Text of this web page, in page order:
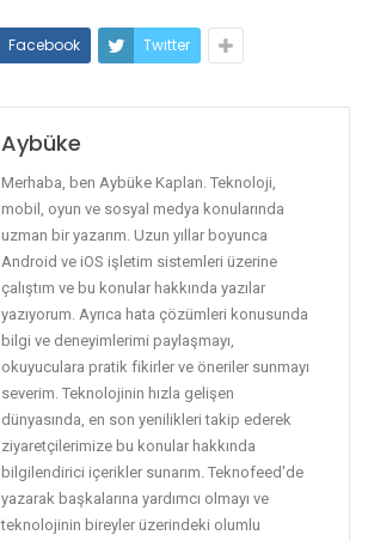
Facebook Twitter
Aybüke
Merhaba, ben Aybüke Kaplan. Teknoloji,
mobil, oyun ve sosyal medya konularında
uzman bir yazarım. Uzun yıllar boyunca
Android ve iOS işletim sistemleri üzerine
çalıştım ve bu konular hakkında yazılar
yazıyorum. Ayrıca hata çözümleri konusunda
bilgi ve deneyimlerimi paylaşmayı,
okuyuculara pratik fikirler ve öneriler sunmayı
severim. Teknolojinin hızla gelişen
dünyasında, en son yenilikleri takip ederek
ziyaretçilerimize bu konular hakkında
bilgilendirici içerikler sunarım. Teknofeed'de
yazarak başkalarına yardımcı olmayı ve
teknolojinin bireyler üzerindeki olumlu